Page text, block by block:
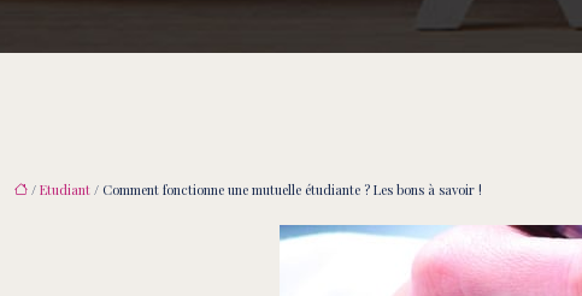
/ Etudiant / Comment fonctionne une mutuelle étudiante ? Les bons à savoir !